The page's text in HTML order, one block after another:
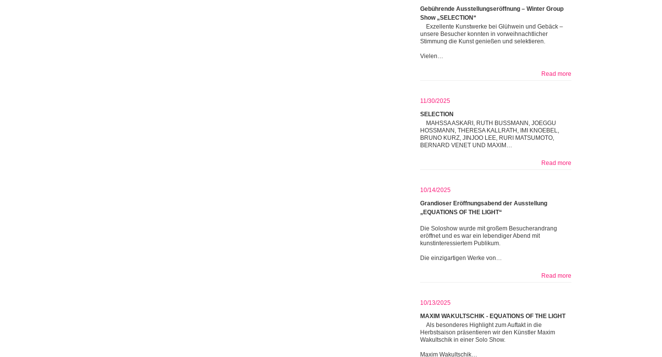
Gebührende Ausstellungseröffnung – Winter Group
Show „SELECTION“
Exzellente Kunstwerke bei Glühwein und Gebäck –
unsere Besucher konnten in vorweihnachtlicher
Stimmung die Kunst genießen und selektieren.
Vielen…
Read more
11/30/2025
SELECTION
MAHSSA ASKARI, RUTH BUSSMANN, JOEGGU
HOSSMANN, THERESA KALLRATH, IMI KNOEBEL,
BRUNO KURZ, JINJOO LEE, RURI MATSUMOTO,
BERNARD VENET UND MAXIM…
Read more
10/14/2025
Grandioser Eröffnungsabend der Ausstellung
„EQUATIONS OF THE LIGHT“
Die Soloshow wurde mit großem Besucherandrang
eröffnet und es war ein lebendiger Abend mit
kunstinteressiertem Publikum.
Die einzigartigen Werke von…
Read more
10/13/2025
MAXIM WAKULTSCHIK - EQUATIONS OF THE LIGHT
Als besonderes Highlight zum Auftakt in die
Herbstsaison präsentieren wir den Künstler Maxim
Wakultschik in einer Solo Show.
Maxim Wakultschik…